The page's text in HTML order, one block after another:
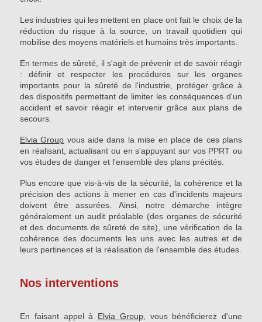
Les industries qui les mettent en place ont fait le choix de la
réduction du risque à la source, un travail quotidien qui
mobilise des moyens matériels et humains très importants.
En termes de sûreté, il s'agit de prévenir et de savoir réagir
: définir et respecter les procédures sur les organes
importants pour la sûreté de l'industrie, protéger grâce à
des dispositifs permettant de limiter les conséquences d'un
accident et savoir réagir et intervenir grâce aux plans de
secours.
Elvia Group vous aide dans la mise en place de ces plans
en réalisant, actualisant ou en s'appuyant sur vos PPRT ou
vos études de danger et l'ensemble des plans précités.
Plus encore que vis-à-vis de la sécurité, la cohérence et la
précision des actions à mener en cas d'incidents majeurs
doivent être assurées. Ainsi, notre démarche intègre
généralement un audit préalable (des organes de sécurité
et des documents de sûreté de site), une vérification de la
cohérence des documents les uns avec les autres et de
leurs pertinences et la réalisation de l'ensemble des études.
Nos interventions
En faisant appel à Elvia Group, vous bénéficierez d'une